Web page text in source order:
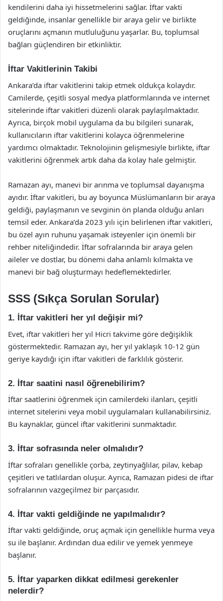
kendilerini daha iyi hissetmelerini sağlar. İftar vakti
geldiğinde, insanlar genellikle bir araya gelir ve birlikte
oruçlarını açmanın mutluluğunu yaşarlar. Bu, toplumsal
bağları güçlendiren bir etkinliktir.
İftar Vakitlerinin Takibi
Ankara’da iftar vakitlerini takip etmek oldukça kolaydır.
Camilerde, çeşitli sosyal medya platformlarında ve internet
sitelerinde iftar vakitleri düzenli olarak paylaşılmaktadır.
Ayrıca, birçok mobil uygulama da bu bilgileri sunarak,
kullanıcıların iftar vakitlerini kolayca öğrenmelerine
yardımcı olmaktadır. Teknolojinin gelişmesiyle birlikte, iftar
vakitlerini öğrenmek artık daha da kolay hale gelmiştir.
Ramazan ayı, manevi bir arınma ve toplumsal dayanışma
ayıdır. İftar vakitleri, bu ay boyunca Müslümanların bir araya
geldiği, paylaşmanın ve sevginin ön planda olduğu anları
temsil eder. Ankara’da 2023 yılı için belirlenen iftar vakitleri,
bu özel ayın ruhunu yaşamak isteyenler için önemli bir
rehber niteliğindedir. İftar sofralarında bir araya gelen
aileler ve dostlar, bu dönemi daha anlamlı kılmakta ve
manevi bir bağ oluşturmayı hedeflemektedirler.
SSS (Sıkça Sorulan Sorular)
1. İftar vakitleri her yıl değişir mi?
Evet, iftar vakitleri her yıl Hicri takvime göre değişiklik
göstermektedir. Ramazan ayı, her yıl yaklaşık 10-12 gün
geriye kaydığı için iftar vakitleri de farklılık gösterir.
2. İftar saatini nasıl öğrenebilirim?
İftar saatlerini öğrenmek için camilerdeki ilanları, çeşitli
internet sitelerini veya mobil uygulamaları kullanabilirsiniz.
Bu kaynaklar, güncel iftar vakitlerini sunmaktadır.
3. İftar sofrasında neler olmalıdır?
İftar sofraları genellikle çorba, zeytinyağlılar, pilav, kebap
çeşitleri ve tatlılardan oluşur. Ayrıca, Ramazan pidesi de iftar
sofralarının vazgeçilmez bir parçasıdır.
4. İftar vakti geldiğinde ne yapılmalıdır?
İftar vakti geldiğinde, oruç açmak için genellikle hurma veya
su ile başlanır. Ardından dua edilir ve yemek yenmeye
başlanır.
5. İftar yaparken dikkat edilmesi gerekenler
nelerdir?